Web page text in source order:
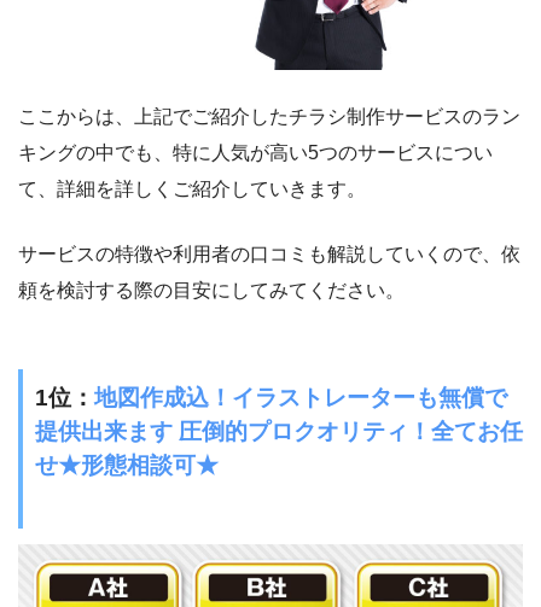
ここからは、上記でご紹介したチラシ制作サービスのラン
キングの中でも、特に人気が高い5つのサービスについ
て、詳細を詳しくご紹介していきます。
サービスの特徴や利用者の口コミも解説していくので、依
頼を検討する際の目安にしてみてください。
1位：地図作成込！イラストレーターも無償で
提供出来ます 圧倒的プロクオリティ！全てお任
せ★形態相談可★